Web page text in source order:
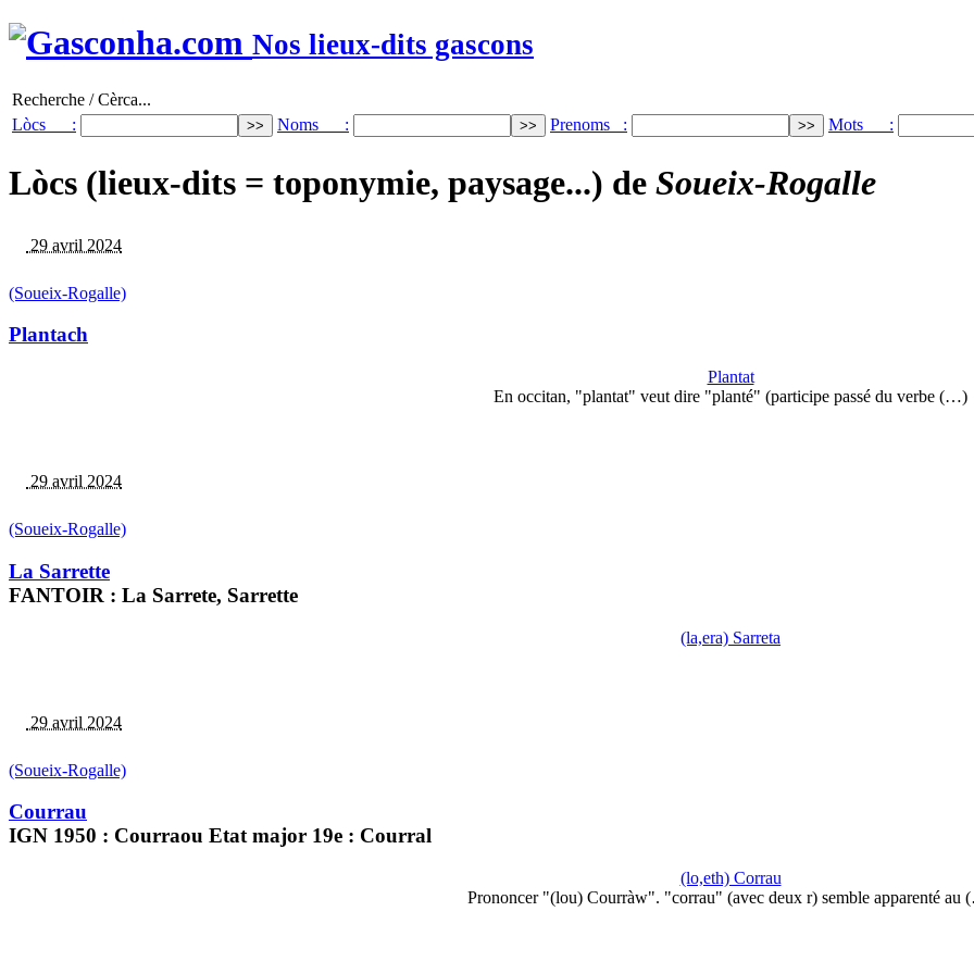
Nos lieux-dits gascons
Recherche / Cèrca...
Lòcs :
Noms : Prenoms : Mots :
Lòcs (lieux-dits = toponymie, paysage...) de Soueix-Rogalle
29 avril 2024
(Soueix-Rogalle)
Plantach
Plantat
En occitan, "plantat" veut dire "planté" (participe passé du verbe (…)
29 avril 2024
(Soueix-Rogalle)
La Sarrette
FANTOIR : La Sarrete, Sarrette
(la,era) Sarreta
29 avril 2024
(Soueix-Rogalle)
Courrau
IGN 1950 : Courraou Etat major 19e : Courral
(lo,eth) Corrau
Prononcer "(lou) Courràw". "corrau" (avec deux r) semble apparenté au